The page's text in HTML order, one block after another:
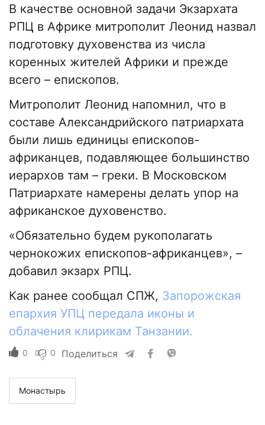
В качестве основной задачи Экзархата
РПЦ в Африке митрополит Леонид назвал
подготовку духовенства из числа
коренных жителей Африки и прежде
всего – епископов.
Митрополит Леонид напомнил, что в
составе Александрийского патриархата
были лишь единицы епископов-
африканцев, подавляющее большинство
иерархов там – греки. В Московском
Патриархате намерены делать упор на
африканское духовенство.
«Обязательно будем рукополагать
чернокожих епископов-африканцев», –
добавил экзарх РПЦ.
Как ранее сообщал СПЖ, Запорожская
епархия УПЦ передала иконы и
облачения клирикам Танзании.
0 0 Поделиться
Монастырь